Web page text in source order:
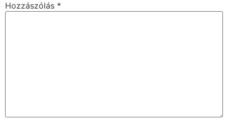
Hozzászólás *